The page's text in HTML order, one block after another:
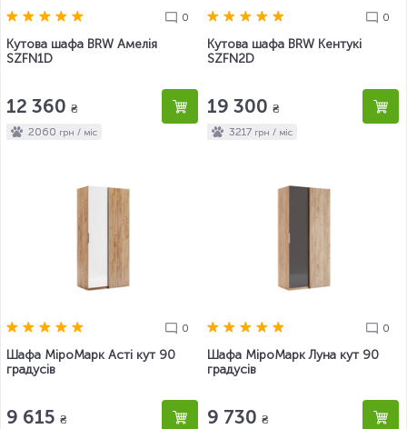
0
Кутова шафа BRW Амелія
SZFN1D
12 360 ₴
2060 грн / міс
0
Кутова шафа BRW Кентукі
SZFN2D
19 300 ₴
3217 грн / міс
0
Шафа МіроМарк Асті кут 90
градусів
9 615 ₴
0
Шафа МіроМарк Луна кут 90
градусів
9 730 ₴